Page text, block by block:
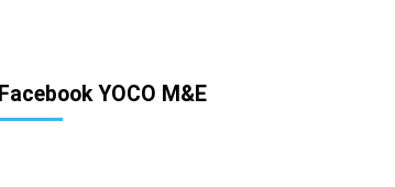
Facebook YOCO M&E